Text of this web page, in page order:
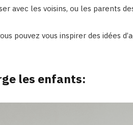
avec les voisins, ou les parents
pouvez vous inspirer des idées
les enfants: